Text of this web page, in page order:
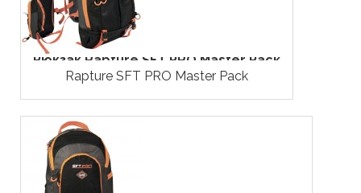
Рюкзак Rapture SFT PRO Master Pack
Rapture SFT PRO Master Pack